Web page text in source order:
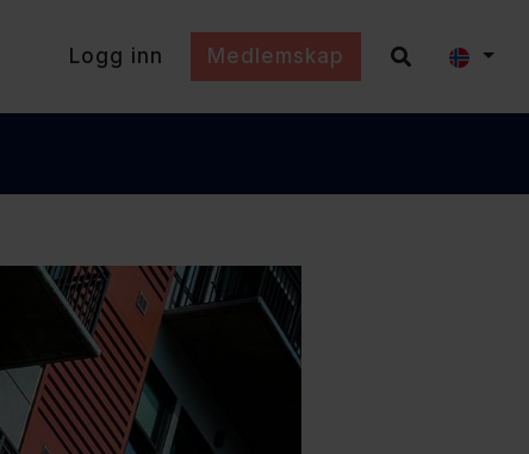
Logg inn Medlemskap